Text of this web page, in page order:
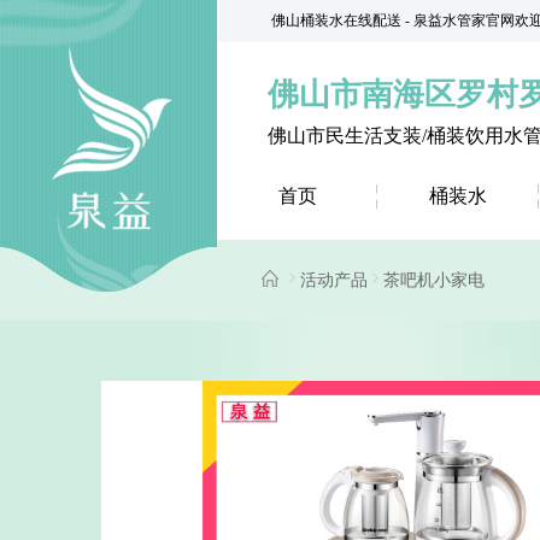
佛山桶装水在线配送 - 泉益水管家官网欢
佛山市南海区罗村
佛山市民生活支装/桶装饮用水
首页 桶装水
活动产品 茶吧机小家电